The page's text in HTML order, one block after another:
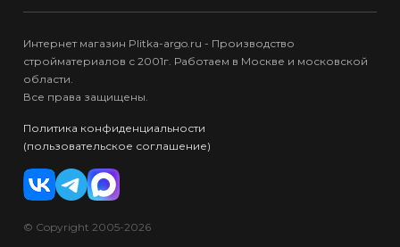
Интернет магазин Plitka-argo.ru - Производство
стройматериалов с 2001г. Работаем в Москве и московской
области.
Все права защищены.
Политика конфиденциальности
(пользовательское соглашение)
© Copyright 2005-2026